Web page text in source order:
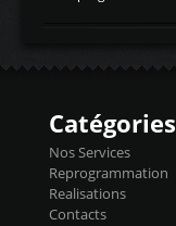
Injecteurs
précise et
basculer de la
l'aide du flashpro
Reprog SP 98
450€ TTC Un
Catégories
Nos Services
Reprogrammation
Realisations
Contacts